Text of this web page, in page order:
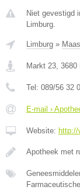
Niet gevestigd
Limburg.
Limburg »
Markt 23, 3680
Tel: 089/56 32
E-mail ›
Website:
Apotheek met